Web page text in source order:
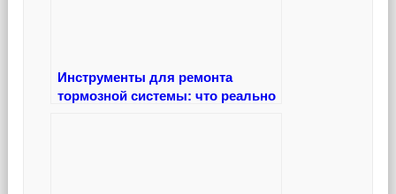
Инструменты для ремонта
тормозной системы: что реально